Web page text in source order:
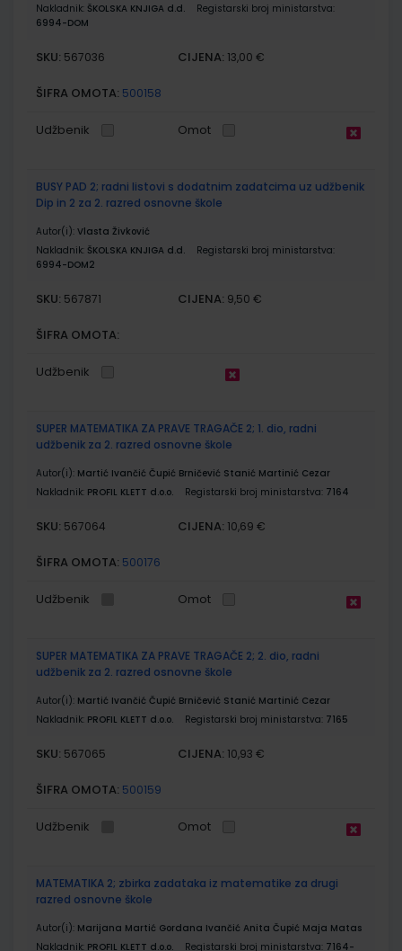
Nakladnik: ŠKOLSKA KNJIGA d.d.
Registarski broj ministarstva:
6994-DOM
SKU: 567036 CIJENA: 13,00 €
ŠIFRA OMOTA: 500158
Udžbenik Omot
BUSY PAD 2; radni listovi s dodatnim zadatcima uz udžbenik
Dip in 2 za 2. razred osnovne škole
Autor(i): Vlasta Živković
Nakladnik: ŠKOLSKA KNJIGA d.d.
Registarski broj ministarstva:
6994-DOM2
SKU: 567871 CIJENA: 9,50 €
ŠIFRA OMOTA:
Udžbenik
SUPER MATEMATIKA ZA PRAVE TRAGAČE 2; 1. dio, radni
udžbenik za 2. razred osnovne škole
Autor(i): Martić Ivančić Čupić Brničević Stanić Martinić Cezar
Nakladnik: PROFIL KLETT d.o.o. Registarski broj ministarstva: 7164
SKU: 567064 CIJENA: 10,69 €
ŠIFRA OMOTA: 500176
Udžbenik Omot
SUPER MATEMATIKA ZA PRAVE TRAGAČE 2; 2. dio, radni
udžbenik za 2. razred osnovne škole
Autor(i): Martić Ivančić Čupić Brničević Stanić Martinić Cezar
Nakladnik: PROFIL KLETT d.o.o. Registarski broj ministarstva: 7165
SKU: 567065 CIJENA: 10,93 €
ŠIFRA OMOTA: 500159
Udžbenik Omot
MATEMATIKA 2; zbirka zadataka iz matematike za drugi
razred osnovne škole
Autor(i): Marijana Martić Gordana Ivančić Anita Čupić Maja Matas
Nakladnik: PROFIL KLETT d.o.o. Registarski broj ministarstva: 7164-